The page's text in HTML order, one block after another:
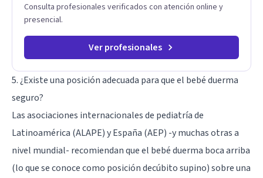
raíz de lo que te ocurre, la Dra. Sandra Milena Jiménez Duque
es una de las mejores opciones para acompañarte. Porque
cuando sanas tu mundo interno, cambias tu forma de pensar,
Consulta profesionales verificados con atención online y
presencial.
Ver profesionales
5. ¿Existe una posición adecuada para que el bebé duerma
seguro?
Las asociaciones internacionales de pediatría de
Latinoamérica (ALAPE) y España (AEP) -y muchas otras a
nivel mundial- recomiendan que el bebé duerma boca arriba
(lo que se conoce como posición decúbito supino) sobre una